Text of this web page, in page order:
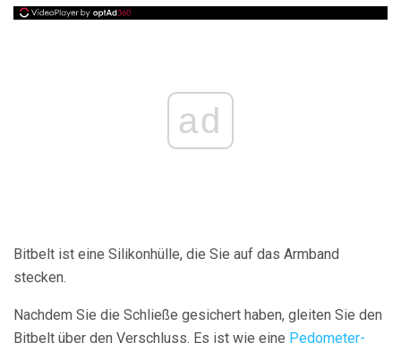
ad
Bitbelt ist eine Silikonhülle, die Sie auf das Armband
stecken.
Nachdem Sie die Schließe gesichert haben, gleiten Sie den
Bitbelt über den Verschluss. Es ist wie eine Pedometer-